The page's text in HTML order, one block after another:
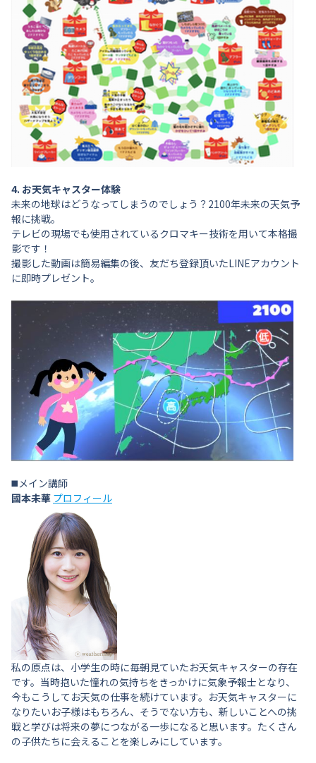
4. お天気キャスター体験
未来の地球はどうなってしまうのでしょう？2100年未来の天気予
報に挑戦。
テレビの現場でも使用されているクロマキー技術を用いて本格撮
影です！
撮影した動画は簡易編集の後、友だち登録頂いたLINEアカウント
に即時プレゼント。
◼️メイン講師
國本未華 プロフィール
私の原点は、小学生の時に毎朝見ていたお天気キャスターの存在
です。当時抱いた憧れの気持ちをきっかけに気象予報士となり、
今もこうしてお天気の仕事を続けています。お天気キャスターに
なりたいお子様はもちろん、そうでない方も、新しいことへの挑
戦と学びは将来の夢につながる一歩になると思います。たくさん
の子供たちに会えることを楽しみにしています。